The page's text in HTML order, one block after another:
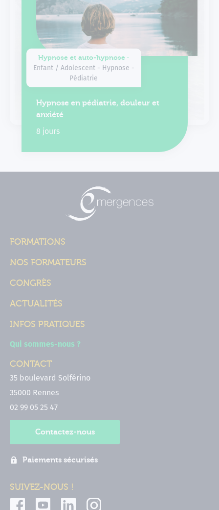
Hypnose et auto-hypnose ∙
Enfant / Adolescent - Hypnose -
Pédiatrie
Hypnose en pédiatrie, douleur et
anxiété
8 jours
FORMATIONS
NOS FORMATEURS
CONGRÈS
ACTUALITÉS
INFOS PRATIQUES
Qui sommes-nous ?
CONTACT
35 boulevard Solférino
35000 Rennes
02 99 05 25 47
Contactez-nous
Paiements sécurisés
SUIVEZ-NOUS !